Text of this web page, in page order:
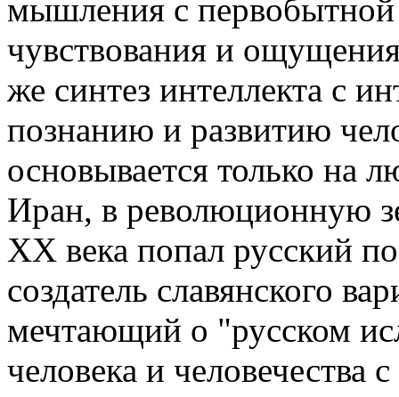
мышления с
чувствования и
же синтез интеллекта с
познанию и развитию
основывается только на
Иран, в революционную
ХХ века попал русский
создатель славянского
мечтающий о "русском
человека и человечества